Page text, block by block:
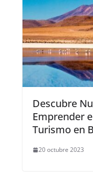
Descubre
Emprender
Turismo en
20 octubre 2023